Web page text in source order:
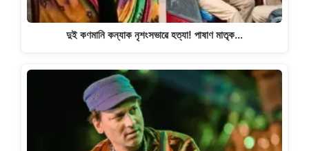
দুই কণমানি কন্যাক নৃশংসভাৱে হত্যা! পাষাণ মাতৃক…